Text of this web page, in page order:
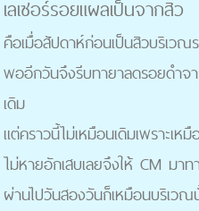
เลเซอร์รอยแผลเป็นจากสิว
คือเมื่อสัปดาห์ก่อนเป็นสิวบริเว
พออีกวันจึงรีบทายาลดรอยดำจ
เดิม
แต่คราวนี้ไม่เหมือนเดิมเพราะ
ไม่หายอักเสบเลยจึงให้ CM ม
ผ่านไปวันสองวันก็เหมือนบริเว